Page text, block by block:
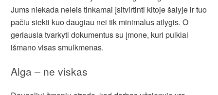
Jums niekada neleis tinkamai įsitvirtinti kitoje šalyje ir tuo
pačiu siekti kuo daugiau nei tik minimalus atlygis. O
geriausia tvarkyti dokumentus su įmone, kuri puikiai
išmano visas smulkmenas.
Alga – ne viskas